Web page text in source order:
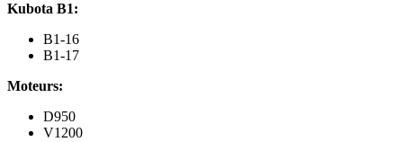
Kubota B1:
B1-16
B1-17
Moteurs:
D950
V1200